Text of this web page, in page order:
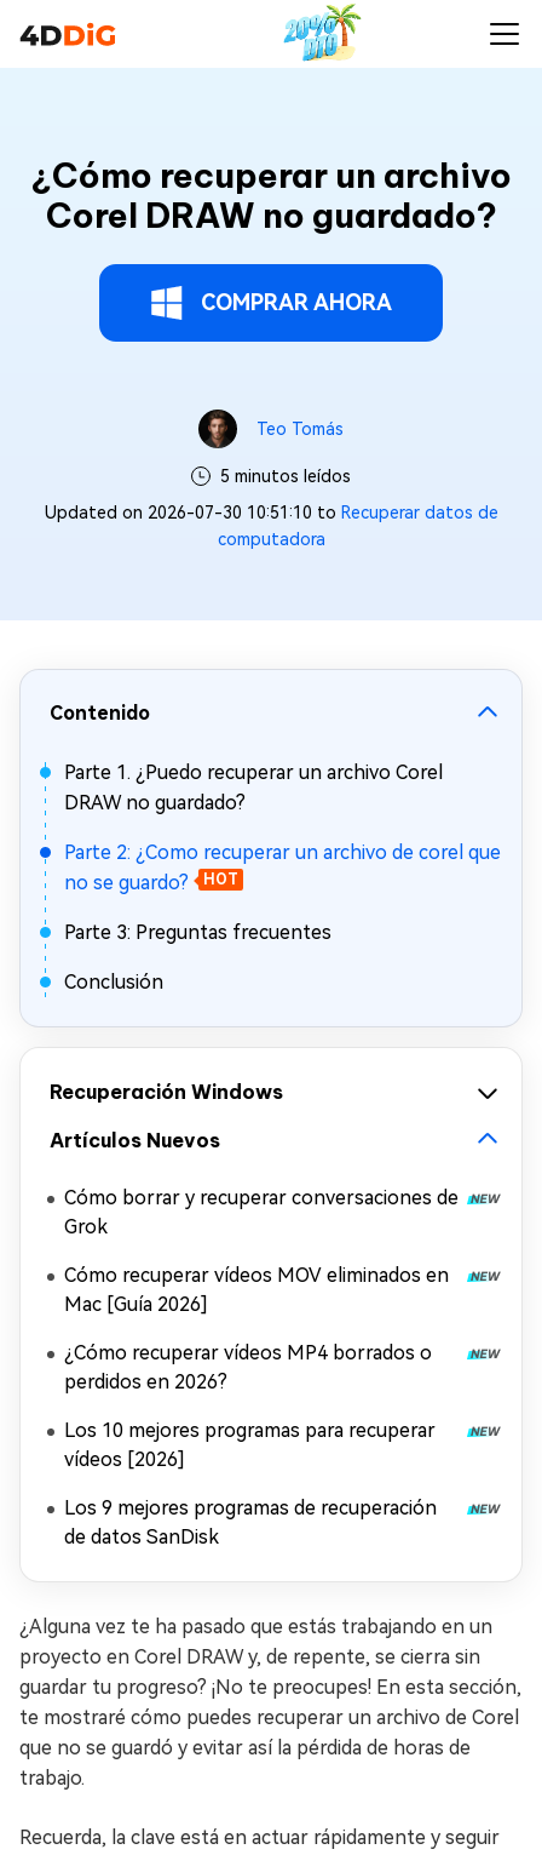
¿Cómo recuperar un archivo
Corel DRAW no guardado?
COMPRAR AHORA
Teo Tomás
5 minutos leídos
Updated on 2026-07-30 10:51:10 to Recuperar datos de
computadora
Contenido
Parte 1. ¿Puedo recuperar un archivo Corel
DRAW no guardado?
Parte 2: ¿Como recuperar un archivo de corel que
no se guardo?
HOT
Parte 3: Preguntas frecuentes
Conclusión
Recuperación Windows
Artículos Nuevos
Cómo borrar y recuperar conversaciones de
Grok
Cómo recuperar vídeos MOV eliminados en
Mac [Guía 2026]
¿Cómo recuperar vídeos MP4 borrados o
perdidos en 2026?
Los 10 mejores programas para recuperar
vídeos [2026]
Los 9 mejores programas de recuperación
de datos SanDisk
¿Alguna vez te ha pasado que estás trabajando en un
proyecto en Corel DRAW y, de repente, se cierra sin
guardar tu progreso? ¡No te preocupes! En esta sección,
te mostraré cómo puedes recuperar un archivo de Corel
que no se guardó y evitar así la pérdida de horas de
trabajo.
Recuerda, la clave está en actuar rápidamente y seguir